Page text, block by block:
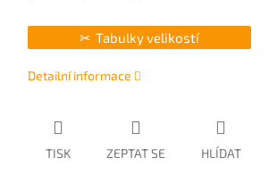
Tabulky velikostí
Detailní informace
TISK ZEPTAT SE HLÍDAT